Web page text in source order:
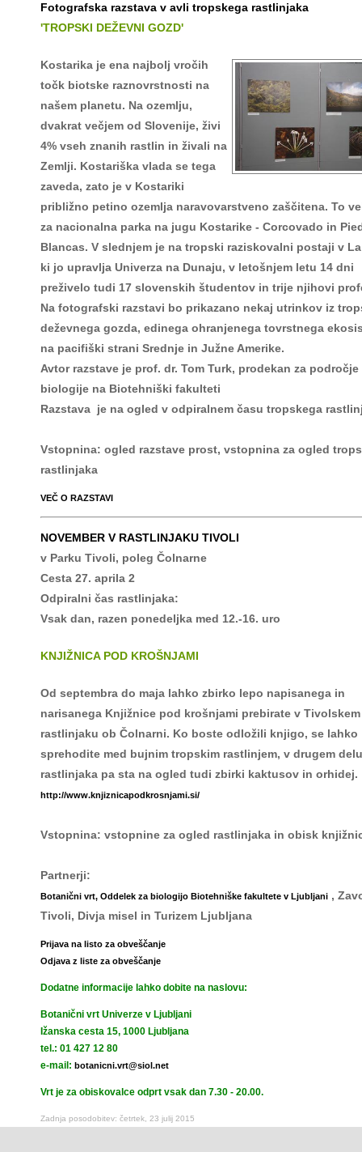
Fotografska razstava v avli tropskega rastlinjaka
'TROPSKI DEŽEVNI GOZD'
Kostarika je ena najbolj vročih
točk biotske raznovrstnosti na
našem planetu. Na ozemlju,
dvakrat večjem od Slovenije, živi
4% vseh znanih rastlin in živali na
Zemlji. Kostariška vlada se tega
zaveda, zato je v Kostariki
približno petino ozemlja naravovarstveno zaščitena. To
za nacionalna parka na jugu Kostarike - Corcovado in
Blancas. V slednjem je na tropski raziskovalni postaji v
ki jo upravlja Univerza na Dunaju, v letošnjem letu 14 dni
preživelo tudi 17 slovenskih študentov in trije njihovi
Na fotografski razstavi bo prikazano nekaj utrinkov iz
deževnega gozda, edinega ohranjenega tovrstnega
na pacifiški strani Srednje in Južne Amerike.
Avtor razstave je prof. dr. Tom Turk, prodekan za področje
biologije na Biotehniški fakulteti
Razstava je na ogled v odpiralnem času tropskega
Vstopnina: ogled razstave prost, vstopnina za ogled
rastlinjaka
VEČ O RAZSTAVI
NOVEMBER V RASTLINJAKU TIVOLI
v Parku Tivoli, poleg Čolnarne
Cesta 27. aprila 2
Odpiralni čas rastlinjaka:
Vsak dan, razen ponedeljka med 12.-16. uro
KNJIŽNICA POD KROŠNJAMI
Od septembra do maja lahko zbirko lepo napisanega in
narisanega Knjižnice pod krošnjami prebirate v Tivolskem
rastlinjaku ob Čolnarni. Ko boste odložili knjigo, se lahko
sprehodite med bujnim tropskim rastlinjem, v drugem delu
rastlinjaka pa sta na ogled tudi zbirki kaktusov in orhidej.
http://www.knjiznicapodkrosnjami.si/
Vstopnina: vstopnine za ogled rastlinjaka in obisk
Partnerji:
Botanični vrt, Oddelek za biologijo Biotehniške fakultete v Ljubljani ,
Tivoli, Divja misel in Turizem Ljubljana
Prijava na listo za obveščanje
Odjava z liste za obveščanje
Dodatne informacije lahko dobite na naslovu:
Botanični vrt Univerze v Ljubljani
Ižanska cesta 15, 1000 Ljubljana
tel.: 01 427 12 80
e-mail: botanicni.vrt@siol.net
Vrt je za obiskovalce odprt vsak dan 7.30 - 20.00.
Zadnja posodobitev: četrtek, 23 julij 2015